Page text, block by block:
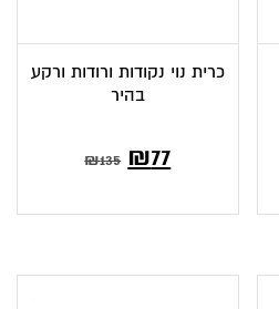
כרית נוי נקודות ורודות ורקע
בהיר
₪135 המחיר
₪135.
₪77המחיר
₪77.